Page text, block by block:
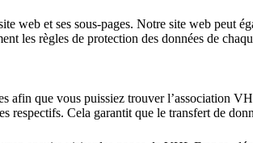
web et ses sous-pages. Notre site web peut
les règles de protection des données de
afin que vous puissiez trouver l’association
Cela garantit que le transfert de